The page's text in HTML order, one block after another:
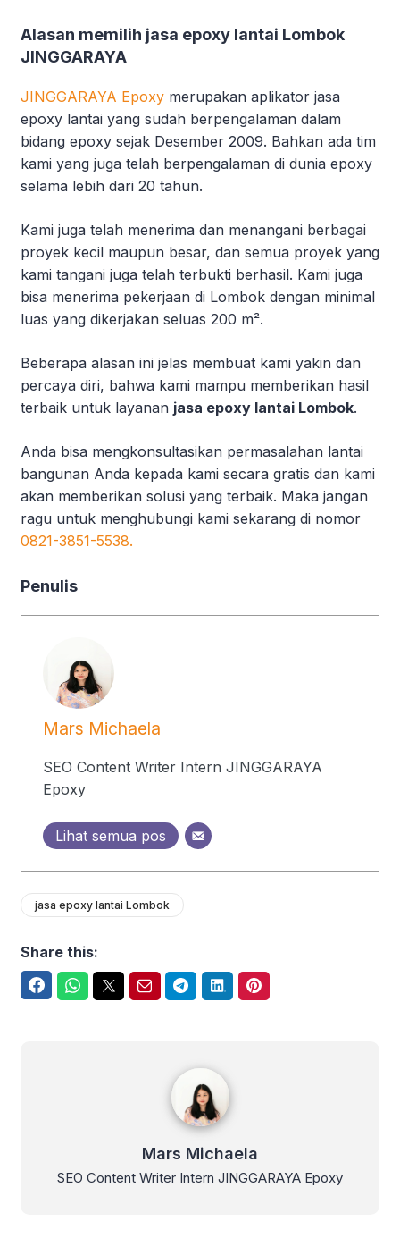
Alasan memilih jasa epoxy lantai Lombok
JINGGARAYA
JINGGARAYA Epoxy merupakan aplikator jasa
epoxy lantai yang sudah berpengalaman dalam
bidang epoxy sejak Desember 2009. Bahkan ada tim
kami yang juga telah berpengalaman di dunia epoxy
selama lebih dari 20 tahun.
Kami juga telah menerima dan menangani berbagai
proyek kecil maupun besar, dan semua proyek yang
kami tangani juga telah terbukti berhasil. Kami juga
bisa menerima pekerjaan di Lombok dengan minimal
luas yang dikerjakan seluas 200 m².
Beberapa alasan ini jelas membuat kami yakin dan
percaya diri, bahwa kami mampu memberikan hasil
terbaik untuk layanan jasa epoxy lantai Lombok.
Anda bisa mengkonsultasikan permasalahan lantai
bangunan Anda kepada kami secara gratis dan kami
akan memberikan solusi yang terbaik. Maka jangan
ragu untuk menghubungi kami sekarang di nomor
0821-3851-5538.
Penulis
Mars Michaela
SEO Content Writer Intern JINGGARAYA
Epoxy
Lihat semua pos
jasa epoxy lantai Lombok
Share this:
Mars Michaela
SEO Content Writer Intern JINGGARAYA Epoxy